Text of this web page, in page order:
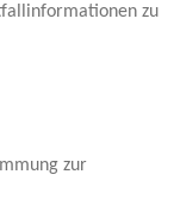
zu
zur